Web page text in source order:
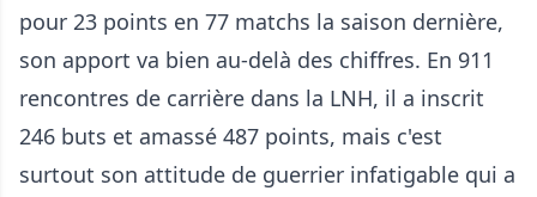
pour 23 points en 77 matchs la saison dernière,
son apport va bien au-delà des chiffres. En 911
rencontres de carrière dans la LNH, il a inscrit
246 buts et amassé 487 points, mais c'est
surtout son attitude de guerrier infatigable qui a